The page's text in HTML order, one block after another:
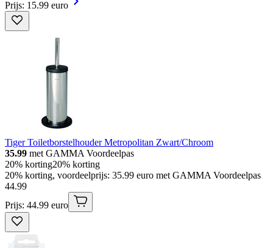
Prijs: 15.99 euro
Tiger Toiletborstelhouder Metropolitan Zwart/Chroom
35.99 met GAMMA Voordeelpas
20% korting20% korting
20% korting, voordeelprijs: 35.99 euro met GAMMA Voordeelpas
44.99
Prijs: 44.99 euro